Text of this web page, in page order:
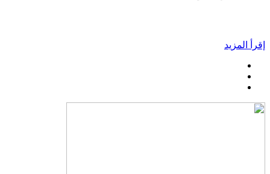
إقرأ المزيد